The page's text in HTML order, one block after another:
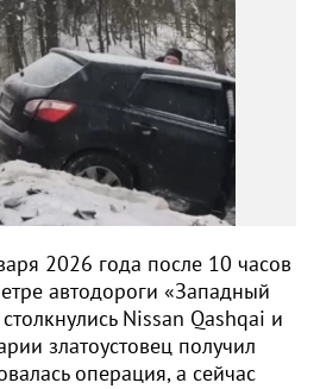
2026 года после 10 часов
автодороги «Западный
Nissan Qashqai и
златоустовец получил
операция, а сейчас